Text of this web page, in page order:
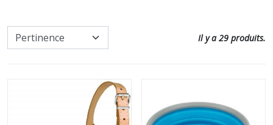
Il y a 29 produits.